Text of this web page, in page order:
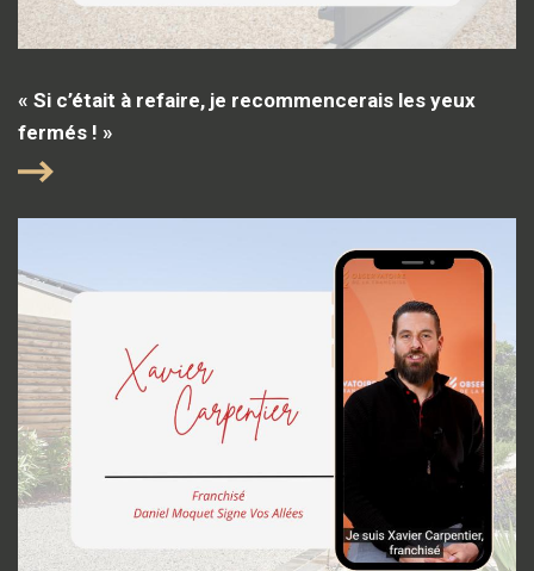
« Si c’était à refaire, je recommencerais les yeux
fermés ! »